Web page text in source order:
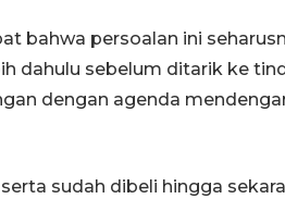
bahwa persoalan ini
dahulu sebelum ditarik ke
dengan agenda
sudah dibeli hingga